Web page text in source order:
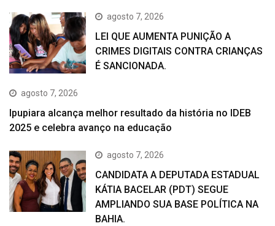
agosto 7, 2026
LEI QUE AUMENTA PUNIÇÃO A
CRIMES DIGITAIS CONTRA CRIANÇAS
É SANCIONADA.
agosto 7, 2026
Ipupiara alcança melhor resultado da história no IDEB
2025 e celebra avanço na educação
agosto 7, 2026
CANDIDATA A DEPUTADA ESTADUAL
KÁTIA BACELAR (PDT) SEGUE
AMPLIANDO SUA BASE POLÍTICA NA
BAHIA.